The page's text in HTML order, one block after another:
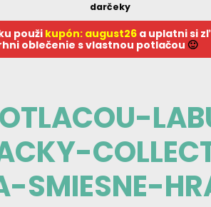
darčeky
použi kupón: august26 a uplatni si
oblečenie s vlastnou potlačou 🙂
SMIESNE-